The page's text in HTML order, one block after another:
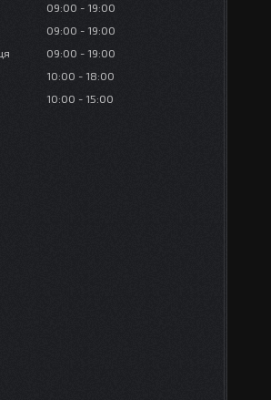
09:00
19:00
09:00
19:00
09:00
19:00
10:00
18:00
10:00 15:00